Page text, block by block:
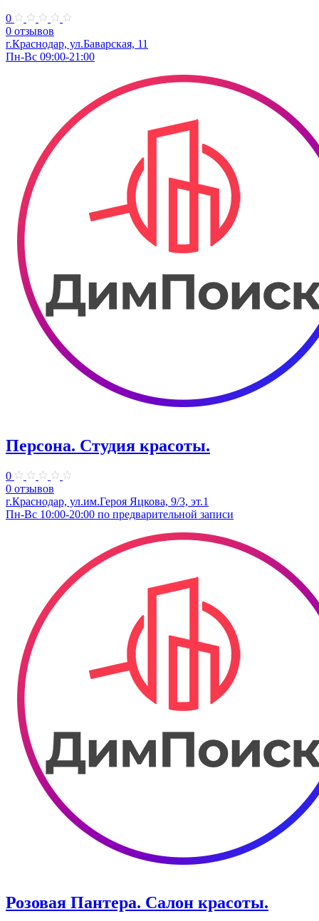
0
0 отзывов
г.Краснодар, ул.Баварская, 11
Пн-Вс 09:00-21:00
Персона. Студия красоты.
0
0 отзывов
г.Краснодар, ул.им.Героя Яцкова, 9/3, эт.​1
Пн-Вс 10:00-20:00 по предварительной записи
Розовая Пантера. Салон красоты.